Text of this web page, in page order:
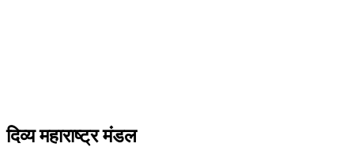
दिव्य महाराष्ट्र मंडल